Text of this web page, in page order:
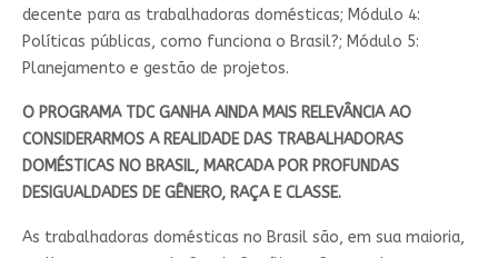
decente para as trabalhadoras domésticas; Módulo 4:
Políticas públicas, como funciona o Brasil?; Módulo 5:
Planejamento e gestão de projetos.
O PROGRAMA TDC GANHA AINDA MAIS RELEVÂNCIA AO
CONSIDERARMOS A REALIDADE DAS TRABALHADORAS
DOMÉSTICAS NO BRASIL, MARCADA POR PROFUNDAS
DESIGUALDADES DE GÊNERO, RAÇA E CLASSE.
As trabalhadoras domésticas no Brasil são, em sua maioria,